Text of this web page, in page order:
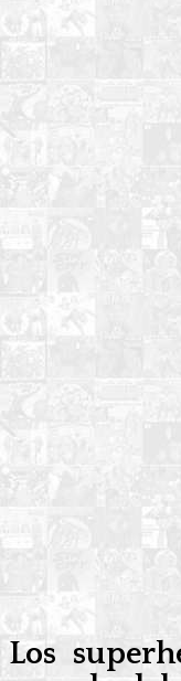
Los